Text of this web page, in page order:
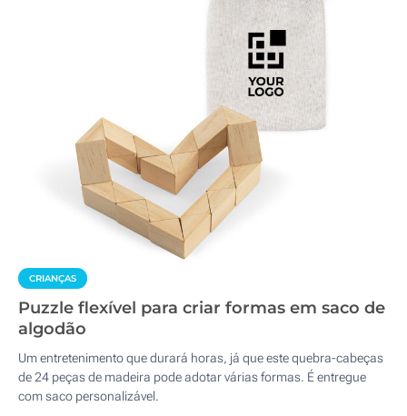
CRIANÇAS
Puzzle flexível para criar formas em saco de
algodão
Um entretenimento que durará horas, já que este quebra-cabeças
de 24 peças de madeira pode adotar várias formas. É entregue
com saco personalizável.